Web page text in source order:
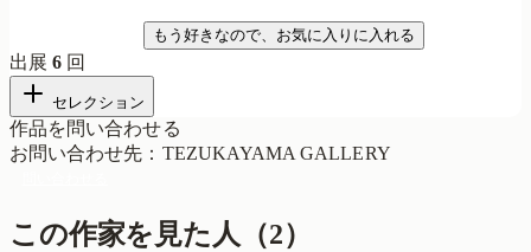
もう好きなので、お気に入りに入れる
出展6 回
セレクション
作品を問い合わせる
お問い合わせ先 ： TEZUKAYAMA GALLERY
この作家を見た人 （2）